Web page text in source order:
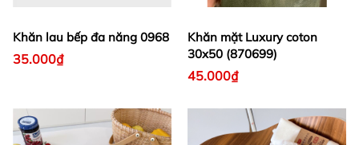
Khăn lau bếp đa năng 0968
35.000₫
Khăn mặt Luxury coton
30x50 (870699)
45.000₫